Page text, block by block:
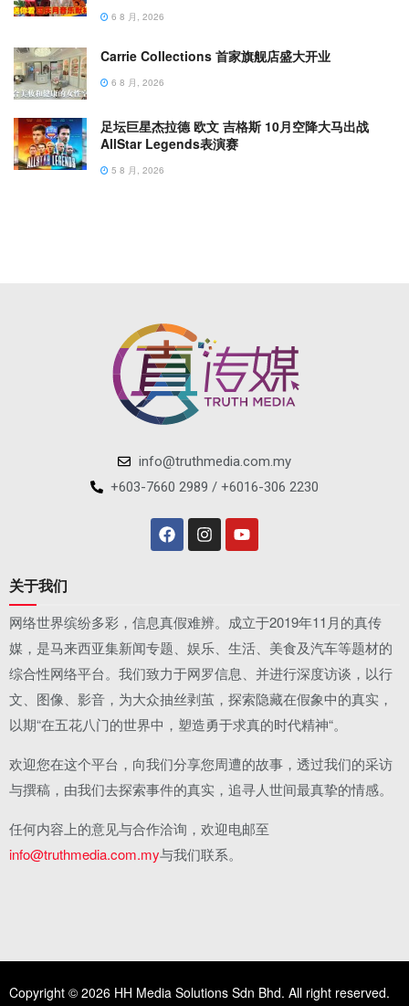
6 8 月, 2026
Carrie Collections 首家旗舰店盛大开业
6 8 月, 2026
足坛巨星杰拉德 欧文 吉格斯 10月空降大马出战
AllStar Legends表演赛
5 8 月, 2026
info@truthmedia.com.my
+603-7660 2989 / +6016-306 2230
关于我们
网络世界缤纷多彩，信息真假难辨。成立于2019年11月的真传
媒，是马来西亚集新闻专题、娱乐、生活、美食及汽车等题材的
综合性网络平台。我们致力于网罗信息、并进行深度访谈，以行
文、图像、影音，为大众抽丝剥茧，探索隐藏在假象中的真实，
以期“在五花八门的世界中，塑造勇于求真的时代精神“。
欢迎您在这个平台，向我们分享您周遭的故事，透过我们的采访
与撰稿，由我们去探索事件的真实，追寻人世间最真挚的情感。
任何内容上的意见与合作洽询，欢迎电邮至
info@truthmedia.com.my与我们联系。
Copyright © 2026 HH Media Solutions Sdn Bhd. All right reserved.